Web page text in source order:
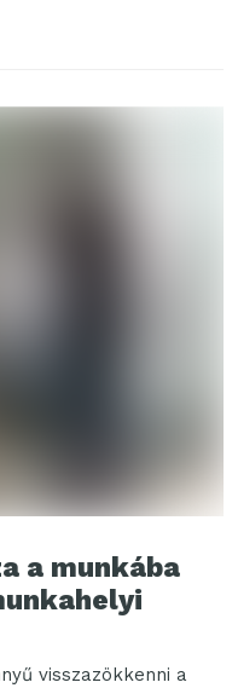
a munkába
visszazökkenni a